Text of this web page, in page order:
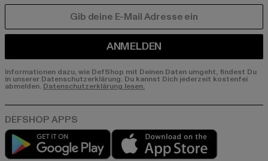
ANMELDEN
Informationen dazu, wie DefShop mit Deinen Daten umgeht, findest Du
in unserer Datenschutzerklärung. Du kannst Dich jederzeit kostenfei
abmelden. Datenschutzerklärung lesen.
Play market